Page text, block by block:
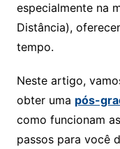
especialmente na
Distância),
tempo.
Neste artigo,
obter uma pós-
como funcionam
passos para você